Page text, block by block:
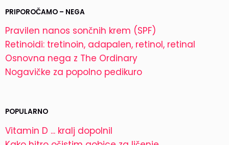
PRIPOROČAMO – NEGA
Pravilen nanos sončnih krem (SPF)
Retinoidi: tretinoin, adapalen, retinol, retinal
Osnovna nega z The Ordinary
Nogavičke za popolno pedikuro
POPULARNO
Vitamin D ... kralj dopolnil